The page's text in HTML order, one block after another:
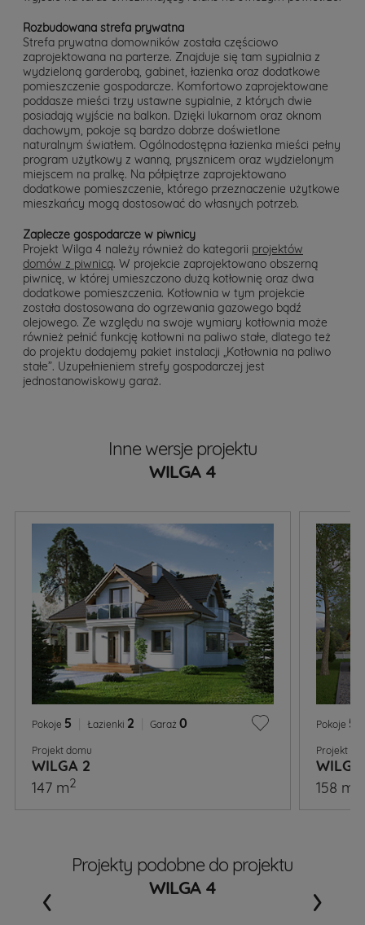
Rozbudowana strefa prywatna
Strefa prywatna domowników została częściowo
zaprojektowana na parterze. Znajduje się tam sypialnia z
wydzieloną garderobą, gabinet, łazienka oraz dodatkowe
pomieszczenie gospodarcze. Komfortowo zaprojektowane
poddasze mieści trzy ustawne sypialnie, z których dwie
posiadają wyjście na balkon. Dzięki lukarnom oraz oknom
dachowym, pokoje są bardzo dobrze doświetlone
naturalnym światłem. Ogólnodostępna łazienka mieści pełny
program użytkowy z wanną, prysznicem oraz wydzielonym
miejscem na pralkę. Na półpiętrze zaprojektowano
dodatkowe pomieszczenie, którego przeznaczenie użytkowe
mieszkańcy mogą dostosować do własnych potrzeb.
Zaplecze gospodarcze w piwnicy
Projekt Wilga 4 należy również do kategorii projektów
domów z piwnicą. W projekcie zaprojektowano obszerną
piwnicę, w której umieszczono dużą kotłownię oraz dwa
dodatkowe pomieszczenia. Kotłownia w tym projekcie
została dostosowana do ogrzewania gazowego bądź
olejowego. Ze względu na swoje wymiary kotłownia może
również pełnić funkcję kotłowni na paliwo stałe, dlatego też
do projektu dodajemy pakiet instalacji „Kotłownia na paliwo
stałe”. Uzupełnieniem strefy gospodarczej jest
jednostanowiskowy garaż.
Inne wersje projektu
WILGA 4
Pokoje 5 Łazienki 2 Garaż 0
Projekt domu
WILGA 2
147 m2
Pokoje 5
Projekt
WILGA
158 m
Projekty podobne do projektu
WILGA 4
‹ ›